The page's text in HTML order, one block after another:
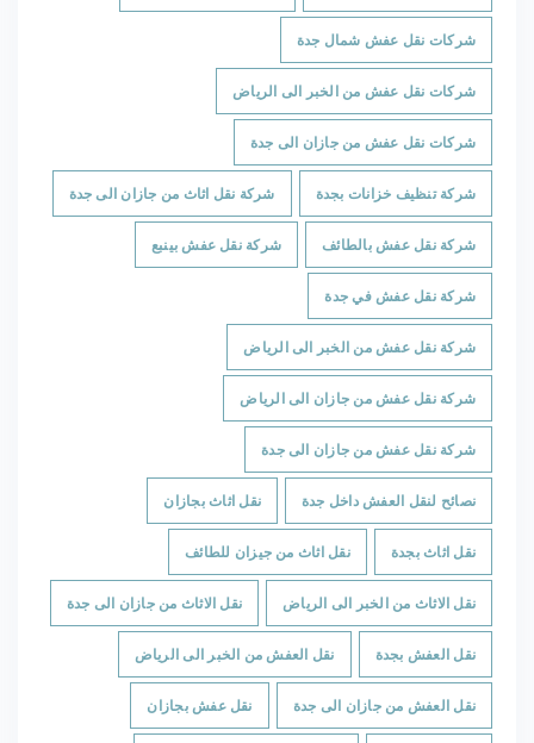
شركات نقل عفش شمال جدة
شركات نقل عفش من الخبر الى الرياض
شركات نقل عفش من جازان الى جدة
شركة تنظيف خزانات بجدة شركة نقل اثاث من جازان الى جدة
شركة نقل عفش بالطائف شركة نقل عفش بينبع
شركة نقل عفش في جدة
شركة نقل عفش من الخبر الى الرياض
شركة نقل عفش من جازان الى الرياض
شركة نقل عفش من جازان الى جدة
نصائح لنقل العفش داخل جدة نقل اثاث بجازان
نقل اثاث بجدة نقل اثاث من جيزان للطائف
نقل الاثاث من الخبر الى الرياض نقل الاثاث من جازان الى جدة
نقل العفش بجدة نقل العفش من الخبر الى الرياض
نقل العفش من جازان الى جدة نقل عفش بجازان